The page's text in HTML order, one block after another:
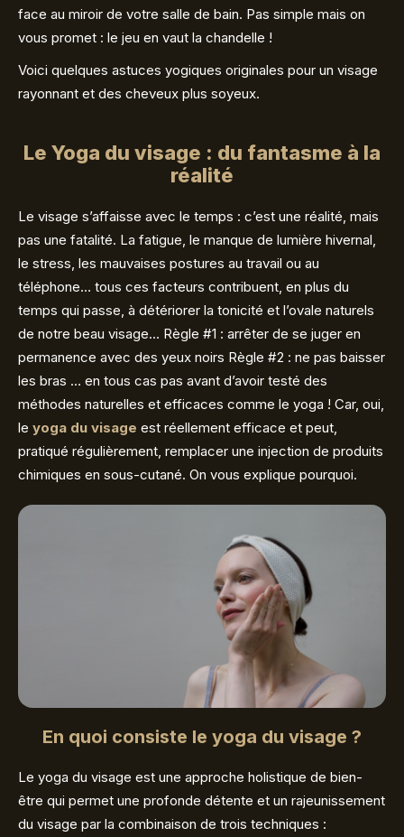
face au miroir de votre salle de bain. Pas simple mais on
vous promet : le jeu en vaut la chandelle !
Voici quelques astuces yogiques originales pour un visage
rayonnant et des cheveux plus soyeux.
Le Yoga du visage : du fantasme à la
réalité
Le visage s’affaisse avec le temps : c’est une réalité, mais
pas une fatalité. La fatigue, le manque de lumière hivernal,
le stress, les mauvaises postures au travail ou au
téléphone… tous ces facteurs contribuent, en plus du
temps qui passe, à détériorer la tonicité et l’ovale naturels
de notre beau visage… Règle #1 : arrêter de se juger en
permanence avec des yeux noirs Règle #2 : ne pas baisser
les bras … en tous cas pas avant d’avoir testé des
méthodes naturelles et efficaces comme le yoga ! Car, oui,
le yoga du visage est réellement efficace et peut,
pratiqué régulièrement, remplacer une injection de produits
chimiques en sous-cutané. On vous explique pourquoi.
En quoi consiste le yoga du visage ?
Le yoga du visage est une approche holistique de bien-
être qui permet une profonde détente et un rajeunissement
du visage par la combinaison de trois techniques :